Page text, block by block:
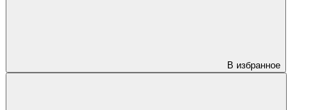
В избранное